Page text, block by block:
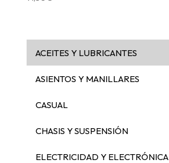
ACEITES Y LUBRICANTES
ASIENTOS Y MANILLARES
CASUAL
CHASIS Y SUSPENSIÓN
ELECTRICIDAD Y ELECTRÓNICA